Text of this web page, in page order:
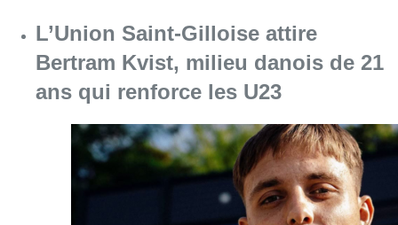
L’Union Saint-Gilloise attire
Bertram Kvist, milieu danois de 21
ans qui renforce les U23